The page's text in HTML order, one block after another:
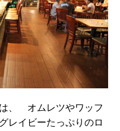
、 オムレツやワッフ
レイビーたっぷりのロ